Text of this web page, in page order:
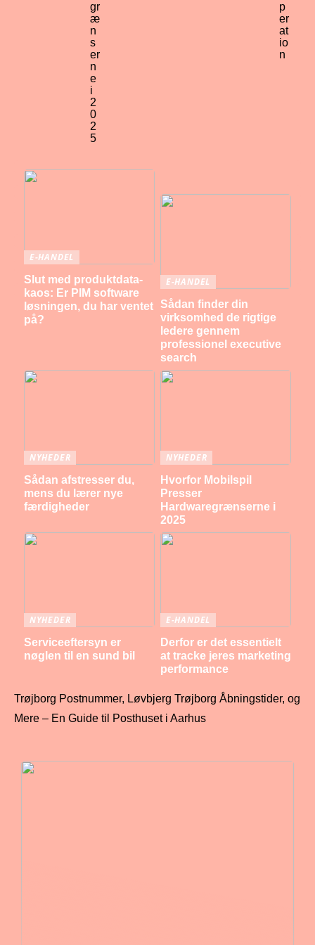
gr
æ
n
s
er
n
e
i
2
0
2
5
p
er
at
io
n
E-HANDEL
Slut med produktdata-
kaos: Er PIM software
løsningen, du har ventet
på?
E-HANDEL
Sådan finder din
virksomhed de rigtige
ledere gennem
professionel executive
search
NYHEDER
Sådan afstresser du,
mens du lærer nye
færdigheder
NYHEDER
Hvorfor Mobilspil
Presser
Hardwaregrænserne i
2025
NYHEDER
Serviceeftersyn er
nøglen til en sund bil
E-HANDEL
Derfor er det essentielt
at tracke jeres marketing
performance
Trøjborg Postnummer, Løvbjerg Trøjborg Åbningstider, og
Mere – En Guide til Posthuset i Aarhus